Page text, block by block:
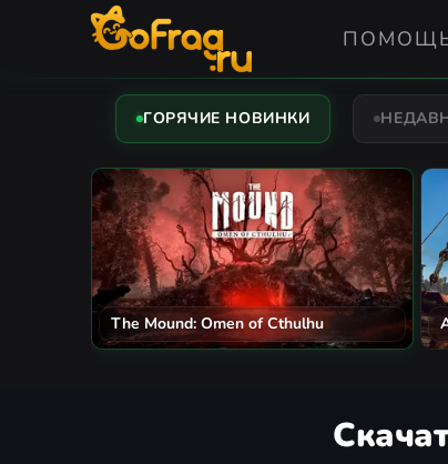
ГОРЯЧИЕ НОВИНКИ
The Mound: Omen of Cthulhu